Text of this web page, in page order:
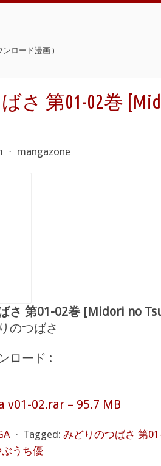
ロード漫画 )
さ 第01-02巻
⋅ mangazone
さ 第01-02巻 [Midori no
のつばさ
ロード :
v01-02.rar – 95.7 MB
⋅ Tagged: みどりのつばさ 第
うち優